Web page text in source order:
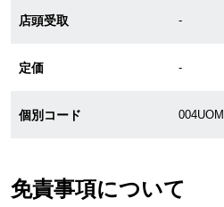
店頭受取 -
定価 -
個別コード
免責事項について